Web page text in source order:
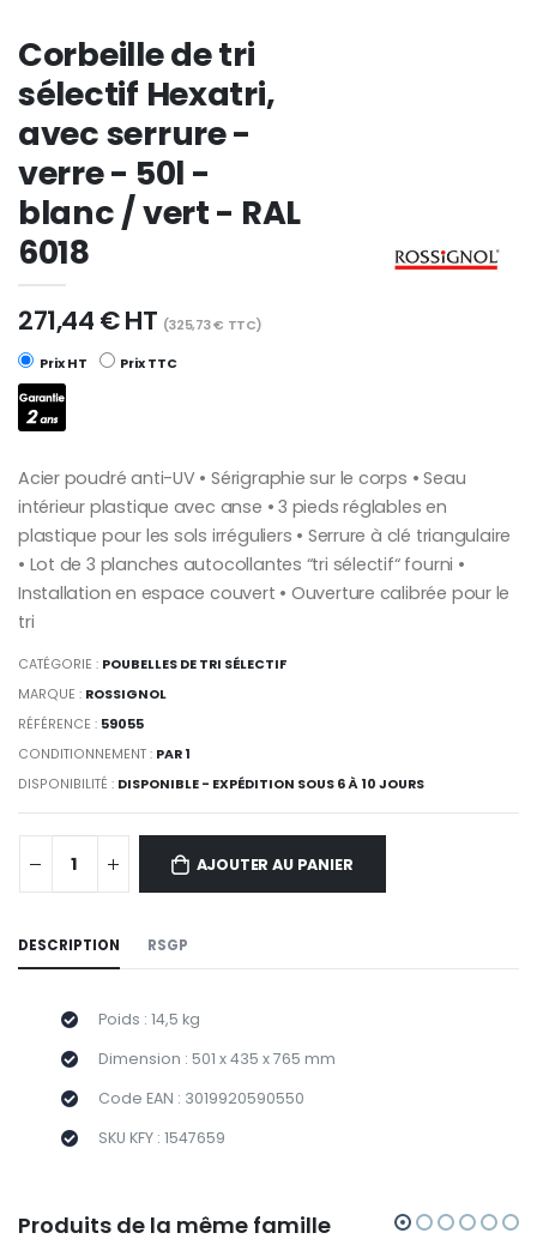
Corbeille de tri
sélectif Hexatri,
avec serrure -
verre - 50l -
blanc / vert - RAL
6018
271,44 € HT (325,73 € TTC)
Prix HT Prix TTC
Acier poudré anti-UV • Sérigraphie sur le corps • Seau
intérieur plastique avec anse • 3 pieds réglables en
plastique pour les sols irréguliers • Serrure à clé triangulaire
• Lot de 3 planches autocollantes “tri sélectif“ fourni •
Installation en espace couvert • Ouverture calibrée pour le
tri
CATÉGORIE : POUBELLES DE TRI SÉLECTIF
MARQUE : ROSSIGNOL
RÉFÉRENCE : 59055
CONDITIONNEMENT : PAR 1
DISPONIBILITÉ : DISPONIBLE - EXPÉDITION SOUS 6 À 10 JOURS
AJOUTER AU PANIER
DESCRIPTION RSGP
Poids : 14,5 kg
Dimension : 501 x 435 x 765 mm
Code EAN : 3019920590550
SKU KFY : 1547659
Produits de la même famille